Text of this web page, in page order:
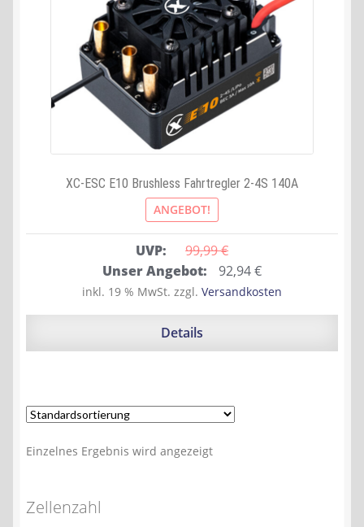
XC-ESC E10 Brushless Fahrtregler 2-4S 140A
ANGEBOT!
UVP: 99,99 €
Ursprünglicher
Preis
war:
Unser Angebot: 92,94€Aktueller
Preis
ist:
inkl. 19 % MwSt. zzgl. Versandkosten
Details
Einzelnes Ergebnis wird angezeigt
Zellenzahl